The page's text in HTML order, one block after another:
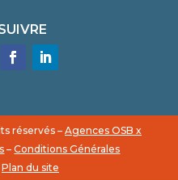
réservés – Agences OSB x
–Conditions Générales
Plan du site